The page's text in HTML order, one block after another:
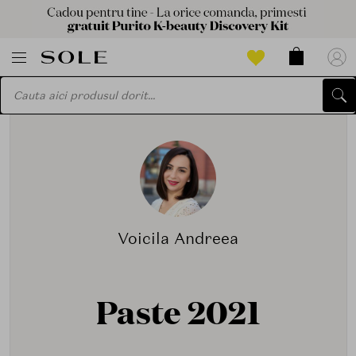
Voicila Andreea
Paste 2021